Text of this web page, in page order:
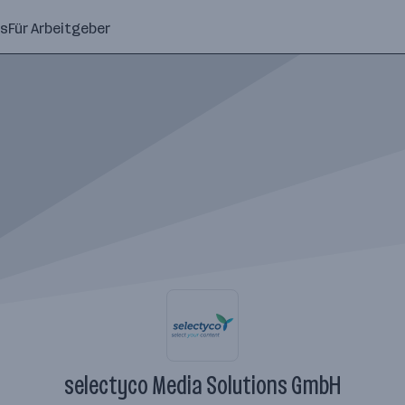
Für Arbeitgeber
selectyco Media Solutions GmbH